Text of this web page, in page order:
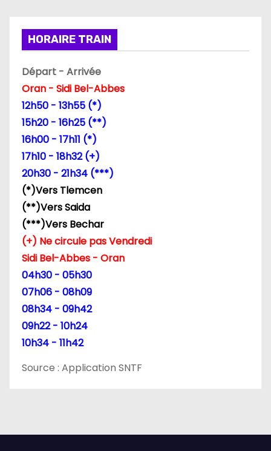
HORAIRE TRAIN
Départ - Arrivée
Oran - Sidi Bel-Abbes
12h50 - 13h55 (*)
15h20 - 16h25 (**)
16h00 - 17h11 (*)
17h10 - 18h32 (+)
20h30 - 21h34 (***)
(*)Vers Tlemcen
(**)Vers Saida
(***)Vers Bechar
(+) Ne circule pas Vendredi
Sidi Bel-Abbes - Oran
04h30 - 05h30
07h06 - 08h09
08h34 - 09h42
09h22 - 10h24
10h34 - 11h42
Source : Application SNTF